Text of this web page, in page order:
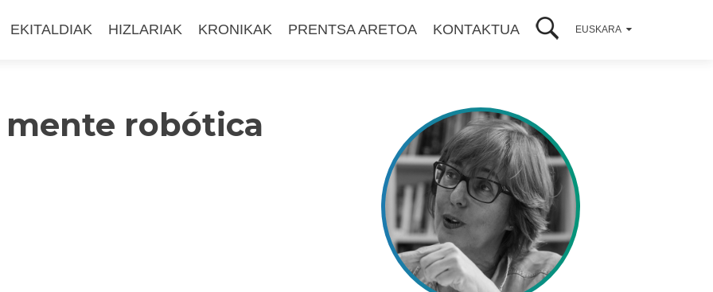
EKITALDIAK HIZLARIAK KRONIKAK PRENTSA ARETOA KONTAKTUA EUSKARA
robótica